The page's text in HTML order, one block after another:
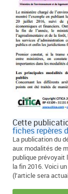
Cette
fiches repères
La publication du
aux modalités de
publique prévoyait
la fin 2016. Voici
(l’article sera